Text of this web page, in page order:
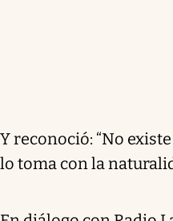
Y reconoció: “No
lo toma con la